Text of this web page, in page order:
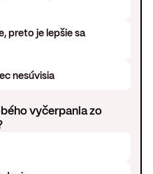
preto je lepšie sa
nesúvisia
vyčerpania zo